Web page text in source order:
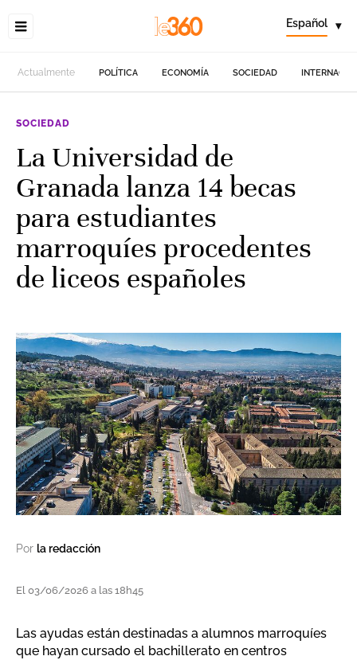
Español ▾
Actualmente POLÍTICA ECONOMÍA SOCIEDAD
SOCIEDAD
La Universidad de
Granada lanza 14 becas
para estudiantes
marroquíes procedentes
de liceos españoles
Por la redacción
El 03/06/2026 a las 18h45
Las ayudas están destinadas a alumnos marroquíes
que hayan cursado el bachillerato en centros